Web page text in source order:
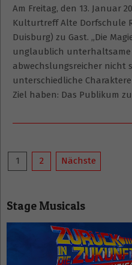
01
Am Freitag, den 13. Januar
Kulturtreff Alte Dorfschule
Duisburg) zu Gast. „Die
unglaublich unterhaltsame
abwechslungsreicher nicht
unterschiedliche
Ziel haben: Das Publikum
Beiträge
1 2 Nächste
Stage Musicals